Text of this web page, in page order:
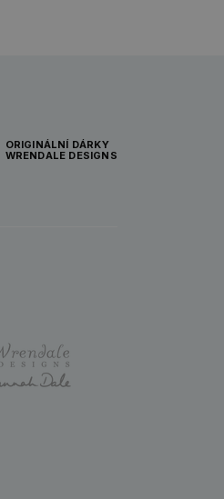
ORIGINÁLNÍ DÁRKY
WRENDALE DESIGNS